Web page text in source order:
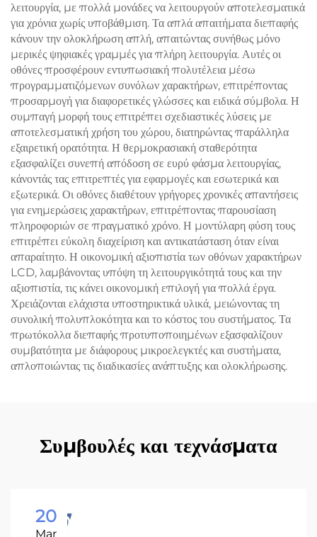
λειτουργία, με πολλά μονάδες να λειτουργούν αποτελεσματικά
για χρόνια χωρίς υποβάθμιση. Τα απλά απαιτήματα διεπαφής
κάνουν την ολοκλήρωση απλή, απαιτώντας συνήθως μόνο
μερικές ψηφιακές γραμμές για πλήρη λειτουργία. Αυτές οι
οθόνες προσφέρουν εντυπωσιακή πολυτέλεια μέσω
προγραμματιζόμενων συνόλων χαρακτήρων, επιτρέποντας
προσαρμογή για διαφορετικές γλώσσες και ειδικά σύμβολα. Η
συμπαγή μορφή τους επιτρέπει σχεδιαστικές λύσεις με
αποτελεσματική χρήση του χώρου, διατηρώντας παράλληλα
εξαιρετική ορατότητα. Η θερμοκρασιακή σταθερότητα
εξασφαλίζει συνεπή απόδοση σε ευρύ φάσμα λειτουργίας,
κάνοντάς τας επιτρεπτές για εφαρμογές και εσωτερικά και
εξωτερικά. Οι οθόνες διαθέτουν γρήγορες χρονικές απαντήσεις
για ενημερώσεις χαρακτήρων, επιτρέποντας παρουσίαση
πληροφοριών σε πραγματικό χρόνο. Η μοντύλαρη φύση τους
επιτρέπει εύκολη διαχείριση και αντικατάσταση όταν είναι
απαραίτητο. Η οικονομική αξιοπιστία των οθόνων χαρακτήρων
LCD, λαμβάνοντας υπόψη τη λειτουργικότητά τους και την
αξιοπιστία, τις κάνει οικονομική επιλογή για πολλά έργα.
Χρειάζονται ελάχιστα υποστηρικτικά υλικά, μειώνοντας τη
συνολική πολυπλοκότητα και το κόστος του συστήματος. Τα
πρωτόκολλα διεπαφής προτυποποιημένων εξασφαλίζουν
συμβατότητα με διάφορους μικροελεγκτές και συστήματα,
απλοποιώντας τις διαδικασίες ανάπτυξης και ολοκλήρωσης.
Συμβουλές και τεχνάσματα
20
Mar